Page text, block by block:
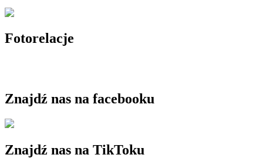
Fotorelacje
Znajdź nas na facebooku
Znajdź nas na TikToku